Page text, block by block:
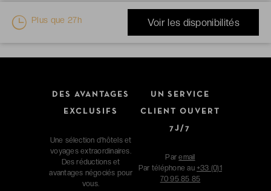
Plus que 27h Voir les disponibilités
DES AVANTAGES
EXCLUSIFS
Une sélection d'hôtels et
voyages extraordinaires.
Des réductions et
avantages négociés pour
vous.
UN SERVICE
CLIENT OUVERT
7J/7
Paremail
Par téléphone au +33 (0)1
70 95 85 85